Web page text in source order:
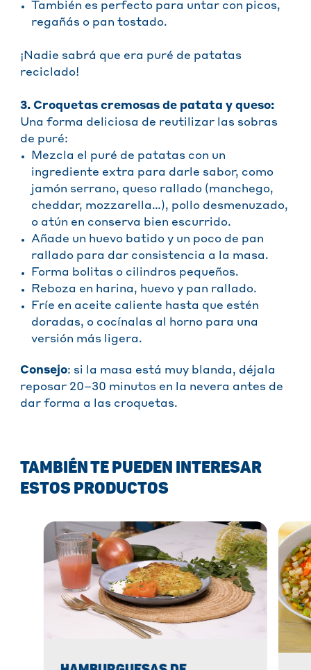
También es perfecto para untar con picos,
regañás o pan tostado.
¡Nadie sabrá que era puré de patatas
reciclado!
3. Croquetas cremosas de patata y queso:
Una forma deliciosa de reutilizar las sobras
de puré:
Mezcla el puré de patatas con un
ingrediente extra para darle sabor, como
jamón serrano, queso rallado (manchego,
cheddar, mozzarella…), pollo desmenuzado,
o atún en conserva bien escurrido.
Añade un huevo batido y un poco de pan
rallado para dar consistencia a la masa.
Forma bolitas o cilindros pequeños.
Reboza en harina, huevo y pan rallado.
Fríe en aceite caliente hasta que estén
doradas, o cocínalas al horno para una
versión más ligera.
Consejo: si la masa está muy blanda, déjala
reposar 20–30 minutos en la nevera antes de
dar forma a las croquetas.
TAMBIÉN TE PUEDEN INTERESAR
ESTOS PRODUCTOS